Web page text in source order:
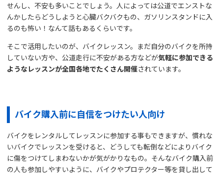
せんし、不安も多いことでしょう。人によっては公道でエンストな
んかしたらどうしようと心臓バクバクもの、ガソリンスタンドに入
るのも怖い！なんて話もあるくらいです。
そこで活用したいのが、バイクレッスン。まだ自分のバイクを所持
していない方や、公道走行に不安がある方などが気軽に参加できる
ようなレッスンが全国各地でたくさん開催されています。
バイク購入前に自信をつけたい人向け
バイクをレンタルしてレッスンに参加する事もできますが、慣れな
いバイクでレッスンを受けると、どうしても転倒などによりバイク
に傷をつけてしまわないかが気がかりなもの。そんなバイク購入前
の人も参加しやすいように、バイクやプロテクター等を貸し出して